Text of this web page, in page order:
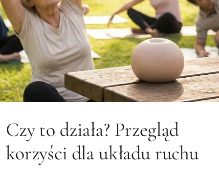
Czy to działa? Przegląd
korzyści dla układu ruchu